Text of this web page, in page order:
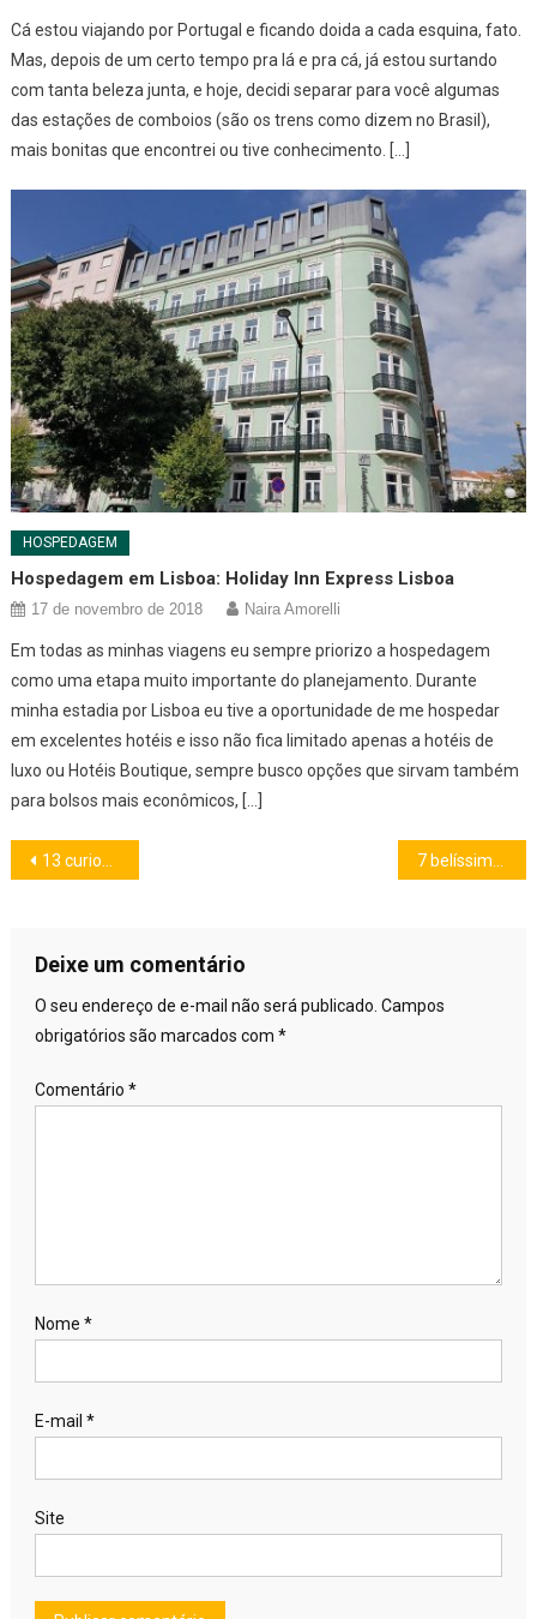
Cá estou viajando por Portugal e ficando doida a cada esquina, fato.
Mas, depois de um certo tempo pra lá e pra cá, já estou surtando
com tanta beleza junta, e hoje, decidi separar para você algumas
das estações de comboios (são os trens como dizem no Brasil),
mais bonitas que encontrei ou tive conhecimento. […]
HOSPEDAGEM
Hospedagem em Lisboa: Holiday Inn Express Lisboa
17 de novembro de 2018 Naira Amorelli
Em todas as minhas viagens eu sempre priorizo a hospedagem
como uma etapa muito importante do planejamento. Durante
minha estadia por Lisboa eu tive a oportunidade de me hospedar
em excelentes hotéis e isso não fica limitado apenas a hotéis de
luxo ou Hotéis Boutique, sempre busco opções que sirvam também
para bolsos mais econômicos, […]
Navegação
Post
13 curiosidades sobre Portugal
Deixe um comentário
O seu endereço de e-mail não será publicado. Campos
obrigatórios são marcados com *
Comentário *
Nome *
E-mail *
Site